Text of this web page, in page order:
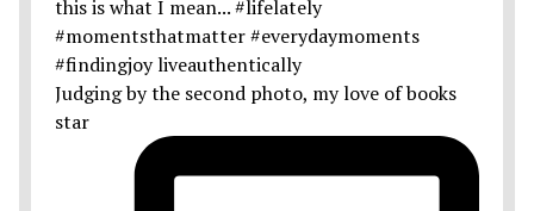
Judging by the second photo, my love of books
star